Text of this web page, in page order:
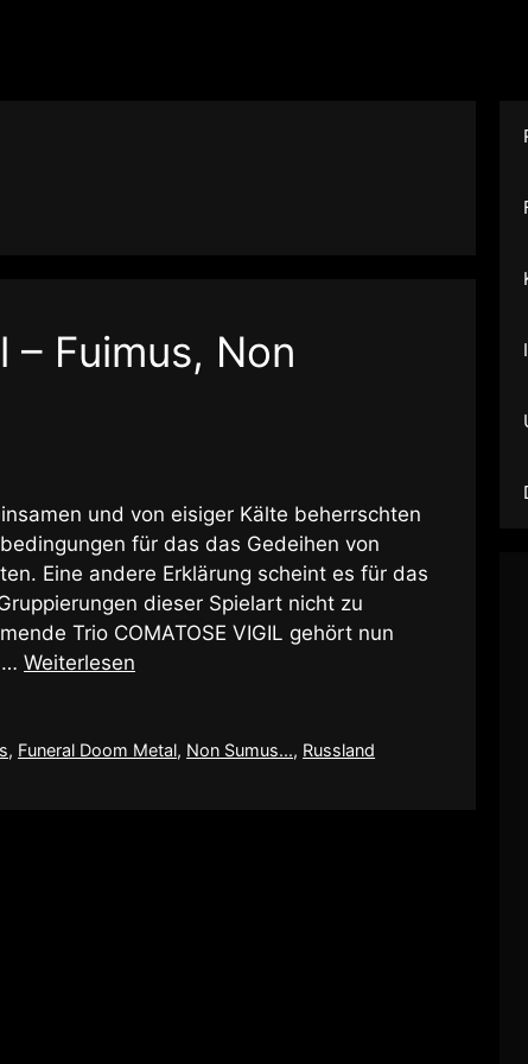
– Fuimus, Non
und von eisiger Kälte beherrschten
für das das Gedeihen von
Eine andere Erklärung scheint es für das
dieser Spielart nicht zu
Trio COMATOSE VIGIL gehört nun
… Weiterlesen
, Funeral Doom Metal, Non Sumus..., Russland